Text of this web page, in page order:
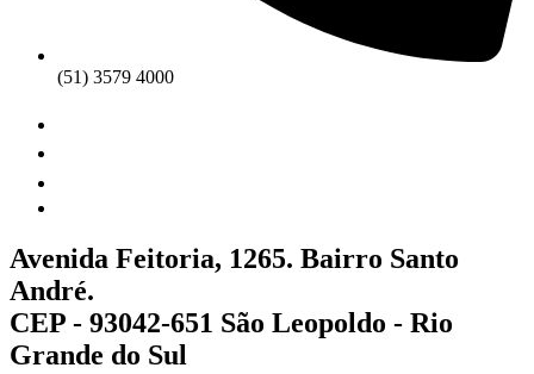
(51) 3579 4000
Avenida Feitoria, 1265. Bairro Santo
André.
CEP - 93042-651 São Leopoldo - Rio
Grande do Sul